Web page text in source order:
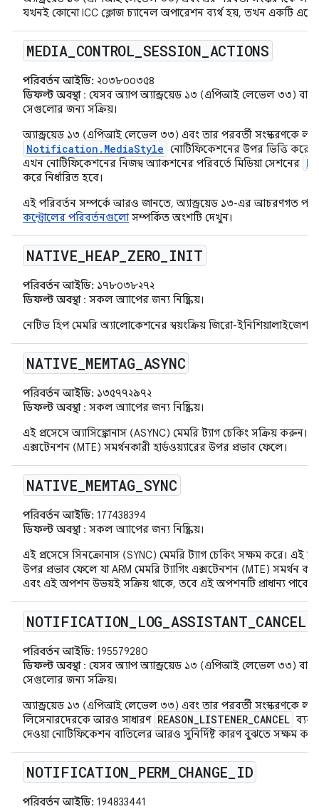
যখনই কোনো ICC ক্লোজ চ্যানেল অপারেশন ব্যর্থ হয়, তখন একটি
MEDIA_ CONTROL SESSION ACTIONS
পরিবর্তন আইডি: ২০৩৮০০৩৫৪
ডিফল্ট অবস্থা: যেসব অ্যাপ অ্যান্ড্রয়েড ১৩ (এপিআই লেভেল ৩৩) বা
সেগুলোর জন্য সক্রিয়।
অ্যান্ড্রয়েড ১৩ (এপিআই লেভেল ৩৩) এবং তার পরবর্তী সংস্করণকে
Notification.MediaStyle নোটিফিকেশনের উপর ভিত্তি করে
এখন নোটিফিকেশনের নিজস্ব অ্যাকশনের পরিবর্তে মিডিয়া সেশনের
করে নির্ধারিত হবে।
এই পরিবর্তন সম্পর্কে আরও জানতে, অ্যান্ড্রয়েড ১৩-এর আচরণগত
কন্ট্রোলের পরিবর্তনগুলোসম্পর্কিত অংশটি দেখুন।
NATIVE HEAP_ ZERO INIT
পরিবর্তন আইডি: ১৭৮০৩৮২৭২
ডিফল্ট অবস্থা: সকল অ্যাপের জন্য নিষ্ক্রিয়।
নেটিভ হিপ মেমরি অ্যালোকেশনের স্বয়ংক্রিয় জিরো-
NATIVE MEMTAG ASYNC
পরিবর্তন আইডি: ১৩৫৭৭২৯৭২
ডিফল্ট অবস্থা: সকল অ্যাপের জন্য নিষ্ক্রিয়।
এই প্রসেসে অ্যাসিঙ্ক্রোনাস (ASYNC) মেমরি ট্যাগ চেকিং সক্রিয় করুন।
এক্সটেনশন (MTE) সমর্থনকারী হার্ডওয়্যারের উপর প্রভাব ফেলে।
NATIVE MEMTAG SYNC
পরিবর্তন আইডি: 177438394
ডিফল্ট অবস্থা: সকল অ্যাপের জন্য নিষ্ক্রিয়।
এই প্রসেসে সিনক্রোনাস (SYNC) মেমরি ট্যাগ চেকিং সক্ষম করে। এই
উপর প্রভাব ফেলে যা ARM মেমরি ট্যাগিং এক্সটেনশন (MTE) সমর্থন
এবং এই অপশন উভয়ই সক্রিয় থাকে, তবে এই অপশনটি প্রাধান্য পাবে
NOTIFICATION LOG ASSISTANT CANCEL
পরিবর্তন আইডি: 195579280
ডিফল্ট অবস্থা: যেসব অ্যাপ অ্যান্ড্রয়েড ১৩ (এপিআই লেভেল ৩৩) বা
সেগুলোর জন্য সক্রিয়।
অ্যান্ড্রয়েড ১৩ (এপিআই লেভেল ৩৩) এবং তার পরবর্তী সংস্করণকে
লিসেনারদেরকে আরও সাধারণ REASON_LISTENER_CANCEL
দেওয়া নোটিফিকেশন বাতিলের আরও সুনির্দিষ্ট কারণ বুঝতে সক্ষম
NOTIFICATION PERM_ CHANGE ID
পরিবর্তন আইডি: 194833441